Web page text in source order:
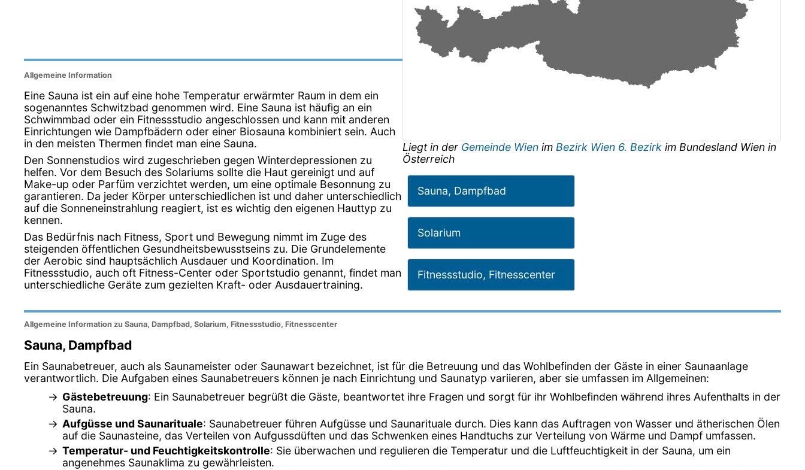
Allgemeine Information
Eine Sauna ist ein auf eine hohe Temperatur erwärmter Raum in dem ein
sogenanntes Schwitzbad genommen wird. Eine Sauna ist häufig an ein
Schwimmbad oder ein Fitnessstudio angeschlossen und kann mit anderen
Einrichtungen wie Dampfbädern oder einer Biosauna kombiniert sein. Auch
in den meisten Thermen findet man eine Sauna.
Den Sonnenstudios wird zugeschrieben gegen Winterdepressionen zu
helfen. Vor dem Besuch des Solariums sollte die Haut gereinigt und auf
Make-up oder Parfüm verzichtet werden, um eine optimale Besonnung zu
garantieren. Da jeder Körper unterschiedlichen ist und daher unterschiedlich
auf die Sonneneinstrahlung reagiert, ist es wichtig den eigenen Hauttyp zu
kennen.
Das Bedürfnis nach Fitness, Sport und Bewegung nimmt im Zuge des
steigenden öffentlichen Gesundheitsbewusstseins zu. Die Grundelemente
der Aerobic sind hauptsächlich Ausdauer und Koordination. Im
Fitnessstudio, auch oft Fitness-Center oder Sportstudio genannt, findet man
unterschiedliche Geräte zum gezielten Kraft- oder Ausdauertraining.
Liegt in der Gemeinde Wien im Bezirk Wien 6. Bezirk im Bundesland Wien in
Österreich
Sauna, Dampfbad
Solarium
Fitnessstudio, Fitnesscenter
Allgemeine Information zu Sauna, Dampfbad, Solarium, Fitnessstudio, Fitnesscenter
Sauna, Dampfbad
Ein Saunabetreuer, auch als Saunameister oder Saunawart bezeichnet, ist für die Betreuung und das Wohlbefinden der Gäste in einer Saunaanlage
verantwortlich. Die Aufgaben eines Saunabetreuers können je nach Einrichtung und Saunatyp variieren, aber sie umfassen im Allgemeinen:
Gästebetreuung: Ein Saunabetreuer begrüßt die Gäste, beantwortet ihre Fragen und sorgt für ihr Wohlbefinden während ihres Aufenthalts in der
Sauna.
Aufgüsse und Saunarituale: Saunabetreuer führen Aufgüsse und Saunarituale durch. Dies kann das Auftragen von Wasser und ätherischen Ölen
auf die Saunasteine, das Verteilen von Aufgussdüften und das Schwenken eines Handtuchs zur Verteilung von Wärme und Dampf umfassen.
Temperatur- und Feuchtigkeitskontrolle: Sie überwachen und regulieren die Temperatur und die Luftfeuchtigkeit in der Sauna, um ein
angenehmes Saunaklima zu gewährleisten.